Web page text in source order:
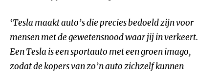
‘Tesla maakt auto’s die precies bedoeld zijn voor
mensen met de gewetensnood waar jij in verkeert.
Een Tesla is een sportauto met een groen imago,
zodat de kopers van zo’n auto zichzelf kunnen